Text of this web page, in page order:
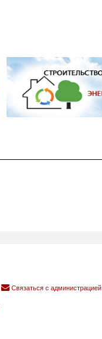
Связаться с администрацией